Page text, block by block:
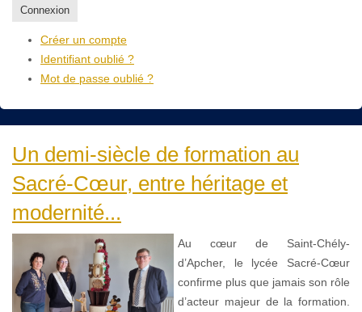
Connexion
Créer un compte
Identifiant oublié ?
Mot de passe oublié ?
Un demi-siècle de formation au
Sacré-Cœur, entre héritage et
modernité...
Au cœur de Saint-Chély-
d’Apcher, le lycée Sacré-Cœur
confirme plus que jamais son rôle
d’acteur majeur de la formation.